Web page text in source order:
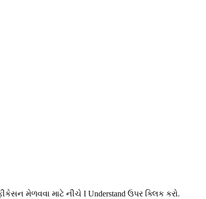
મેળવવા માટે નીચે I Understand ઉપર ક્લિક કરો.